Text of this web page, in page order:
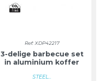
Ref: XDP42217
3-delige barbecue set
in aluminium koffer
STEEL...